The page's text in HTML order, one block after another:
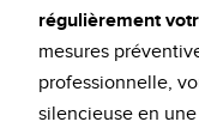
régulièrement
mesures
professionnelle,
silencieuse en